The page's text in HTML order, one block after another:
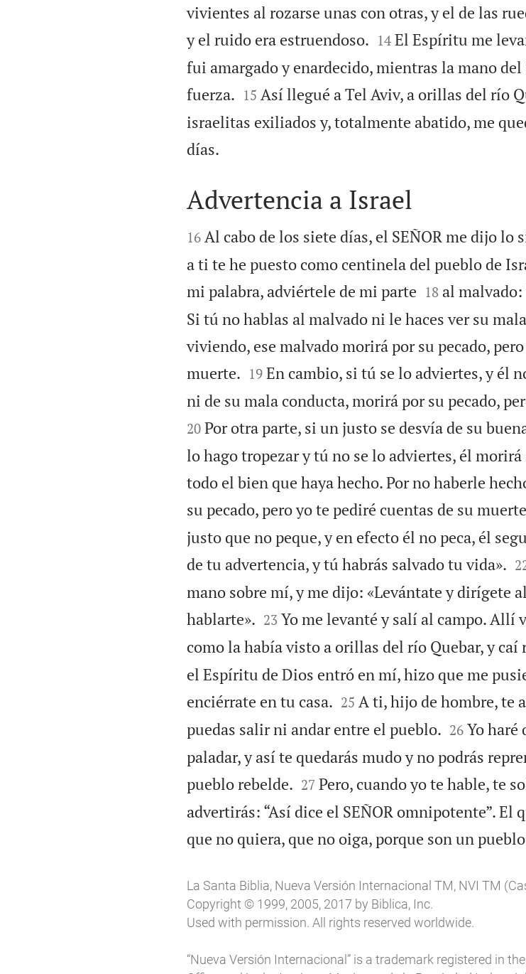
vivientes al rozarse unas con otras, y el de las
y el ruido era estruendoso.
14 El Espíritu me
fui amargado y enardecido, mientras la mano del
fuerza.
15 Así llegué a Tel Aviv, a orillas del río
israelitas exiliados y, totalmente abatido, me
días.

Advertencia a Israel

16 Al cabo de los siete días, el SEÑOR me dijo lo
a ti te he puesto como centinela del pueblo de
mi palabra, adviértele de mi parte
18 al malvado:
Si tú no hablas al malvado ni le haces ver su
viviendo, ese malvado morirá por su pecado,
muerte.
19 En cambio, si tú se lo adviertes, y él
ni de su mala conducta, morirá por su pecado,
20 Por otra parte, si un justo se desvía de su
lo hago tropezar y tú no se lo adviertes, él
todo el bien que haya hecho. Por no haberle
su pecado, pero yo te pediré cuentas de su
justo que no peque, y en efecto él no peca, él
de tu advertencia, y tú habrás salvado tu vida».
mano sobre mí, y me dijo: «Levántate y dirígete
hablarte».
23 Yo me levanté y salí al campo. Allí
como la había visto a orillas del río Quebar, y caí
el Espíritu de Dios entró en mí, hizo que me
enciérrate en tu casa.
25 A ti, hijo de hombre, te
puedas salir ni andar entre el pueblo.
26 Yo haré
paladar, y así te quedarás mudo y no podrás
pueblo rebelde.
27 Pero, cuando yo te hable, te
advertirás: “Así dice el SEÑOR omnipotente”. El
que no quiera, que no oiga, porque son un
La Santa Biblia, Nueva Versión Internacional TM, NVI TM
Copyright © 1999, 2005, 2017 by Biblica, Inc.
Used with permission. All rights reserved worldwide.
“Nueva Versión Internacional” is a trademark registered in